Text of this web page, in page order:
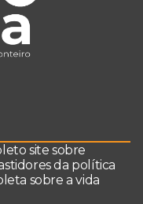
site sobre
da política
sobre a vida